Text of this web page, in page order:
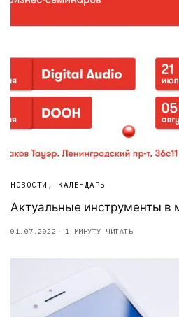
НОВОСТИ , КАЛЕНДАРЬ
Актуальные инструменты в
01.07.2022 1 МИНУТУ ЧИТАТЬ